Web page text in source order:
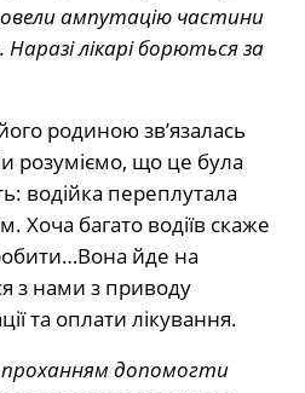
ампутацію частини
Наразі лікарі борються за
родиною зв’язалась
розуміємо, що це була
водійка переплутала
Хоча багато водіїв скаже
йде на
з нами з приводу
та оплати лікування.
проханням допомогти